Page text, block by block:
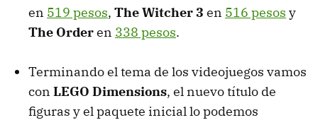
en 519 pesos, The Witcher 3 en 516 pesos y
The Orderen 338 pesos.
Terminando el tema de los videojuegos vamos
con LEGO Dimensions, el nuevo título de
figuras y el paquete inicial lo podemos